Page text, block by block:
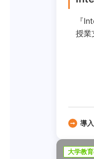
『
授業
導
大学教